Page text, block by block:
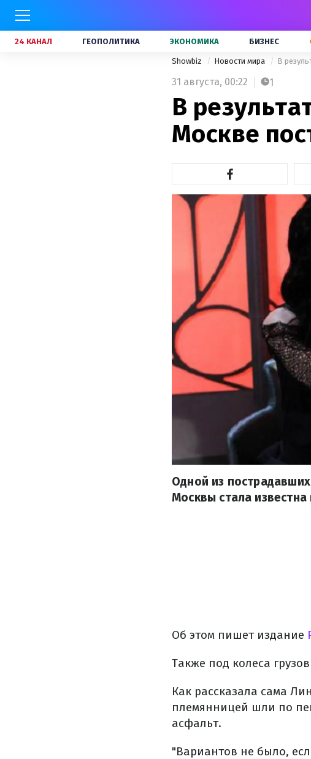
24 КАНАЛ ГЕОПОЛИТИКА ЭКОНОМИКА БИЗНЕС
Showbiz Новости мира В
31 августа, 00:22 1
В
Москве
Одной из
Москвы стала
Об этом пишет издание
Также под колеса
Как рассказала сама
племянницей шли по
асфальт.
"Вариантов не было,